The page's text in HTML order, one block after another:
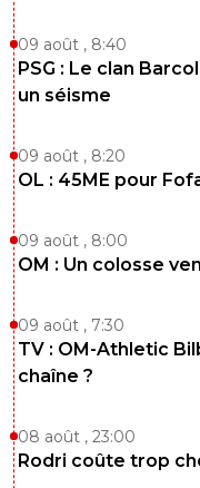
09 août , 8:40
PSG : Le clan
un séisme
09 août , 8:20
OL : 45ME pour
09 août , 8:00
OM : Un colosse
09 août , 7:30
TV : OM-Athletic
chaîne ?
08 août , 23:00
Rodri coûte trop